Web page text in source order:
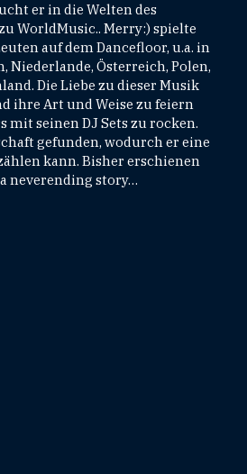
er in die Welten des
WorldMusic.. Merry:) spielte
auf dem Dancefloor, u.a. in
Niederlande, Österreich, Polen,
Die Liebe zu dieser Musik
ihre Art und Weise zu feiern
seinen DJ Sets zu rocken.
gefunden, wodurch er eine
kann. Bisher erschienen
neverending story…